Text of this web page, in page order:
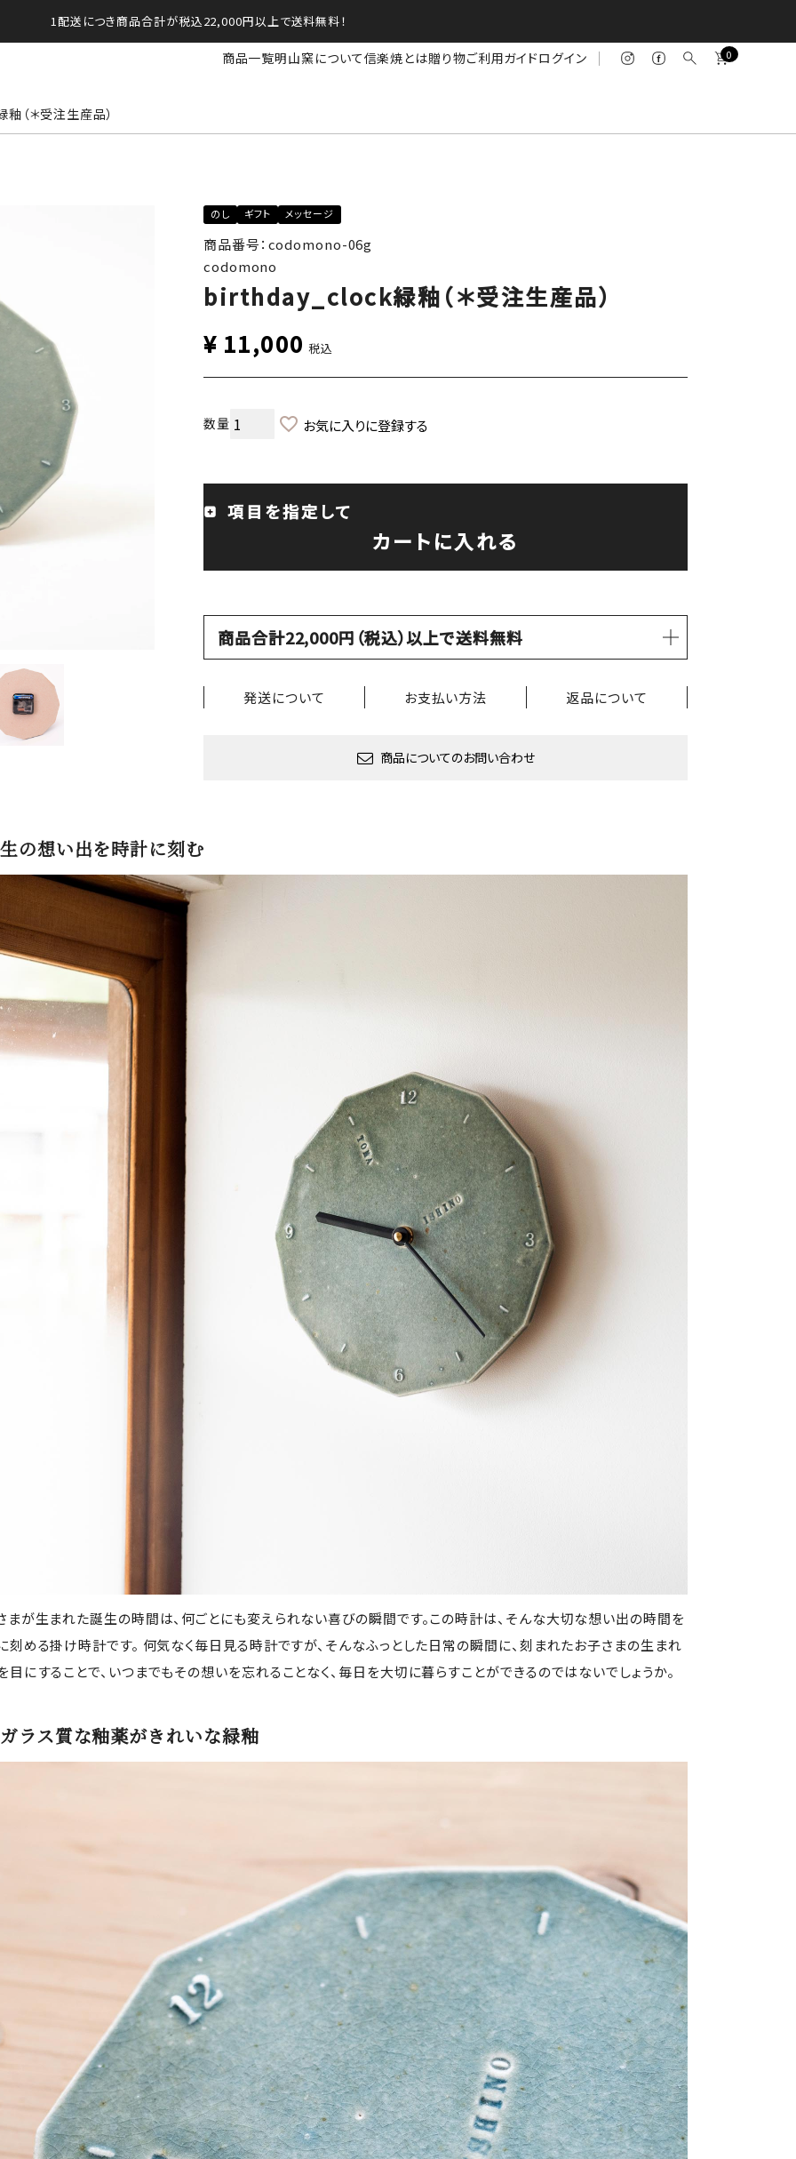
1配送につき商品合計が税込22,000円以上で送料無料！
商品一覧明山窯について信楽焼とは贈り物ご利用ガイドログイン 0
＊受注生産品）
のし ギフト メッセージ
商品番号：codomono-06g
codomono
birthday_clock緑釉（＊受注生産品）
¥ 11,000 税込
お気に入りに登録する
項目を指定して
カートに入れる
商品合計22,000円（税込）以上で送料無料
発送について お支払い方法 返品について
商品についてのお問い合わせ
の想い出を時計に刻む
まが生まれた誕生の時間は、何ごとにも変えられない喜びの瞬間です。この時計は、そんな大切な想い出の時間を
刻める掛け時計です。 何気なく毎日見る時計ですが、そんなふっとした日常の瞬間に、刻まれたお子さまの生まれ
目にすることで、いつまでもその想いを忘れることなく、毎日を大切に暮らすことができるのではないでしょうか。
ラス質な釉薬がきれいな緑釉